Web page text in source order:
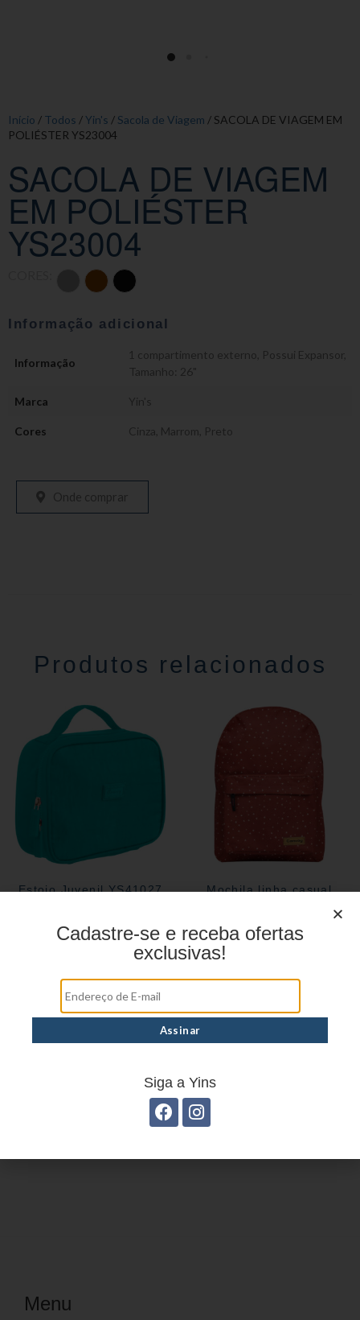
Início / Todos /Yin's / Sacola de Viagem / SACOLA DE VIAGEM EM
POLIÉSTER YS23004
SACOLA DE VIAGEM
EM POLIÉSTER
YS23004
Informação adicional
Informação
1 compartimento externo Possui Expansor
Tamanho: 26"
Marca Yin's
Cores Cinza Marrom Preto
Onde comprar
Produtos relacionados
Estojo Juvenil YS41027
Mochila linha casual
Menu
Cadastre-se e receba ofertas
exclusivas!
Siga a Yins